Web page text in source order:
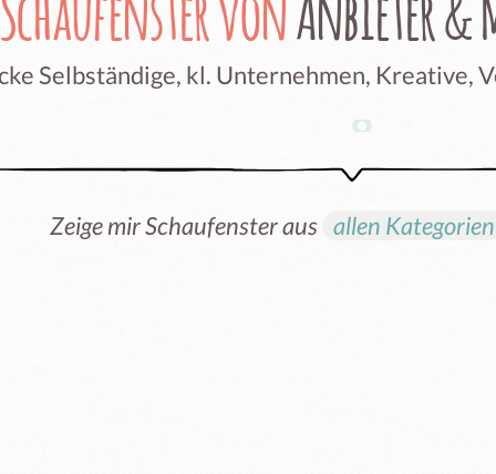
Selbständige, kl. Unternehmen, Kreative,
Zeige mir Schaufenster aus allen Kategorien